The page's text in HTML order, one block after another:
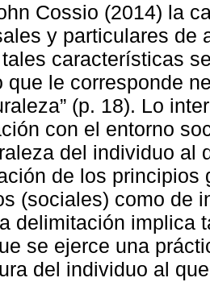
Cossio (2014) la
y particulares de
características
que le corresponde
(p. 18). Lo
con el entorno
del individuo al
de los principios
(sociales) como de
delimitación implica
se ejerce una
del individuo al